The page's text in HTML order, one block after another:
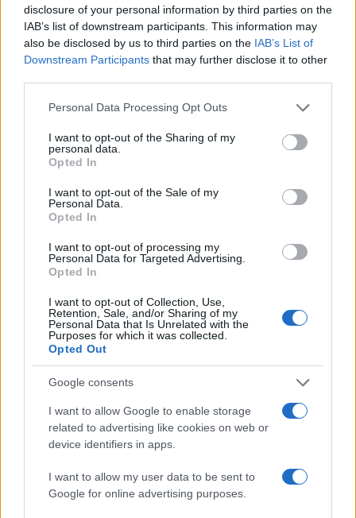
disclosure of your personal information by third parties on the
IAB’s list of downstream participants. This information may
also be disclosed by us to third parties on the IAB’s List of
Downstream Participants that may further disclose it to other
Please note that this website/app uses one or more Google
not limited to your visit or usage behaviour. You may click to
grant or deny consent to Google and its third-party tags to
use your data for below specified purposes in below Google
consent section.
Personal Data Processing Opt Outs
I want to opt-out of the Sharing of my
personal data.
Opted In
I want to opt-out of the Sale of my
Personal Data.
Opted In
I want to opt-out of processing my
Personal Data for Targeted Advertising.
Opted In
I want to opt-out of Collection, Use,
Retention, Sale, and/or Sharing of my
Personal Data that Is Unrelated with the
Purposes for which it was collected.
Opted Out
Google consents
I want to allow Google to enable storage
related to advertising like cookies on web or
device identifiers in apps.
I want to allow my user data to be sent to
Google for online advertising purposes.
’00s
06.08.2026
Κατερίνα Καινούργιου: Αγκαλιά με την
τεσσάρων μηνών κόρη της με φόντο το
08.08.2026